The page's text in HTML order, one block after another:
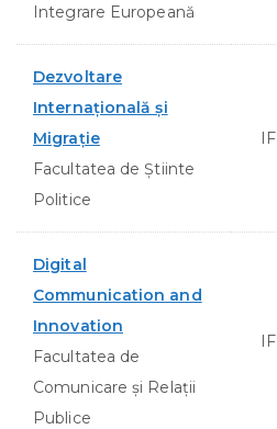
Integrare Europeană
Dezvoltare
Internațională și
Migrație
Facultatea de Ştiinte
Politice
IF
Digital
Communication and
Innovation
Facultatea de
Comunicare și Relații
Publice
IF